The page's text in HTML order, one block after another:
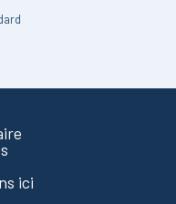
ici